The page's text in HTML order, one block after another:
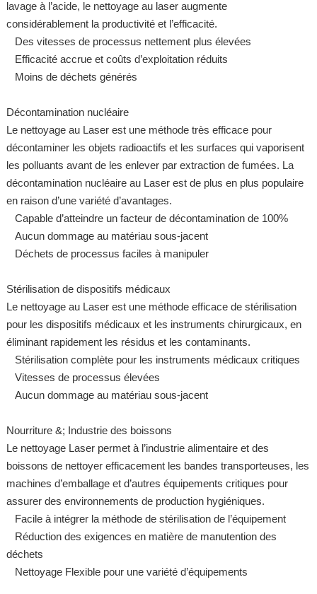
lavage à l’acide, le nettoyage au laser augmente
considérablement la productivité et l’efficacité.
Des vitesses de processus nettement plus élevées
Efficacité accrue et coûts d’exploitation réduits
Moins de déchets générés
Décontamination nucléaire
Le nettoyage au Laser est une méthode très efficace pour
décontaminer les objets radioactifs et les surfaces qui vaporisent
les polluants avant de les enlever par extraction de fumées. La
décontamination nucléaire au Laser est de plus en plus populaire
en raison d’une variété d’avantages.
Capable d’atteindre un facteur de décontamination de 100%
Aucun dommage au matériau sous-jacent
Déchets de processus faciles à manipuler
Stérilisation de dispositifs médicaux
Le nettoyage au Laser est une méthode efficace de stérilisation
pour les dispositifs médicaux et les instruments chirurgicaux, en
éliminant rapidement les résidus et les contaminants.
Stérilisation complète pour les instruments médicaux critiques
Vitesses de processus élevées
Aucun dommage au matériau sous-jacent
Nourriture &; Industrie des boissons
Le nettoyage Laser permet à l’industrie alimentaire et des
boissons de nettoyer efficacement les bandes transporteuses, les
machines d’emballage et d’autres équipements critiques pour
assurer des environnements de production hygiéniques.
Facile à intégrer la méthode de stérilisation de l’équipement
Réduction des exigences en matière de manutention des
déchets
Nettoyage Flexible pour une variété d’équipements